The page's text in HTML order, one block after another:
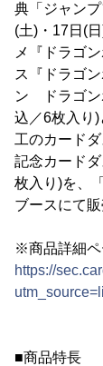
典「ジャン
(土)・17日(
メ『ドラゴ
ス『ドラゴ
ン ドラゴン
込／6枚入り
工のカード
記念カード
枚入り)を、
ブースにて販
※商品詳細ペ
https://
■商品特長